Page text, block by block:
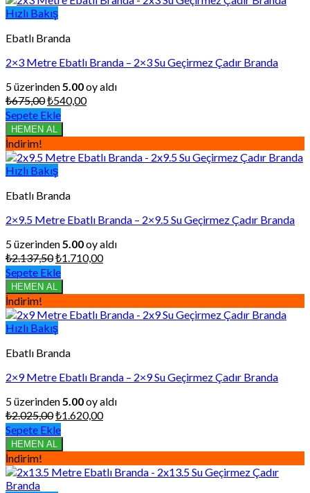
Hızlı Bakış
Ebatlı Branda
2×3 Metre Ebatlı Branda – 2×3 Su Geçirmez Çadır Branda
5 üzerinden 5.00oy aldı
₺675,00Orijinal
fiyat:
₺675,00.
₺540,00Şu
₺540,00.
Sepete Ekle
HEMEN AL
İndirim!
Hızlı Bakış
Ebatlı Branda
2×9.5 Metre Ebatlı Branda – 2×9.5 Su Geçirmez Çadır Branda
5 üzerinden 5.00oy aldı
₺2.137,50Orijinal
fiyat:
₺2.137,50.
₺1.710,00Şu
₺1.710,00.
Sepete Ekle
HEMEN AL
İndirim!
Hızlı Bakış
Ebatlı Branda
2×9 Metre Ebatlı Branda – 2×9 Su Geçirmez Çadır Branda
5 üzerinden 5.00oy aldı
₺2.025,00Orijinal
fiyat:
₺2.025,00.
₺1.620,00Şu
₺1.620,00.
Sepete Ekle
HEMEN AL
İndirim!